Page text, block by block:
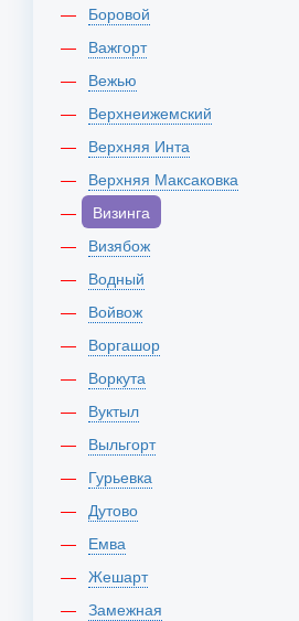
Боровой
Важгорт
Вежью
Верхнеижемский
Верхняя Инта
Верхняя Максаковка
Визинга
Визябож
Водный
Войвож
Воргашор
Воркута
Вуктыл
Выльгорт
Гурьевка
Дутово
Емва
Жешарт
Замежная